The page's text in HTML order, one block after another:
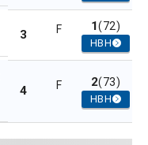
3 F 1(72)
HBH
4 F 2(73)
HBH